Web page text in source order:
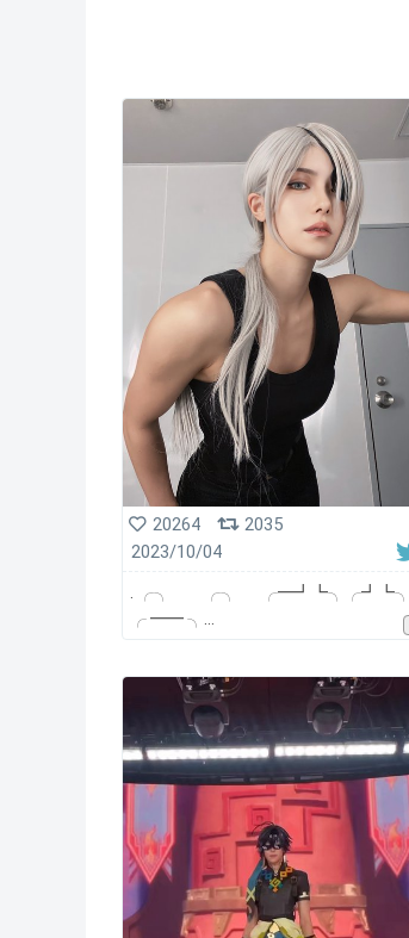
20264
2035
2023/10/04
. ╭╮ ╭╮ ╭━┛┗╮╭┛┗╮
╭ ━━ ╮